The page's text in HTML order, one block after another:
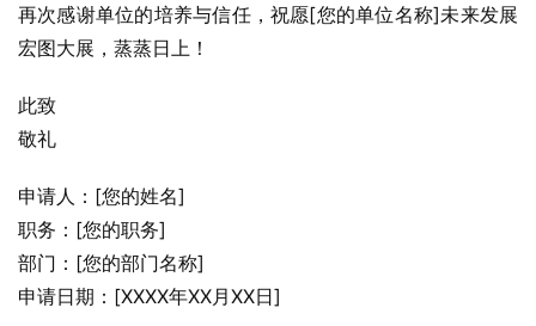
再次感谢单位的培养与信任，祝愿[您的单位名称]未来发展
宏图大展，蒸蒸日上！
此致
敬礼
申请人：[您的姓名]
职务：[您的职务]
部门：[您的部门名称]
申请日期：[XXXX年XX月XX日]